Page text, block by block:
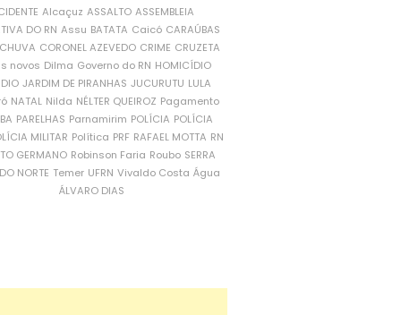
Alcaçuz ASSALTO ASSEMBLEIA
DO RN Assu BATATA Caicó CARAÚBAS
CORONEL AZEVEDO CRIME CRUZETA
novos Dilma Governo do RN HOMICÍDIO
JARDIM DE PIRANHAS JUCURUTU LULA
NATAL Nilda NÉLTER QUEIROZ Pagamento
PARELHAS Parnamirim POLÍCIA POLÍCIA
MILITAR Política PRF RAFAEL MOTTA RN
GERMANO Robinson Faria Roubo SERRA
NORTE Temer UFRN Vivaldo Costa Água
ÁLVARO DIAS